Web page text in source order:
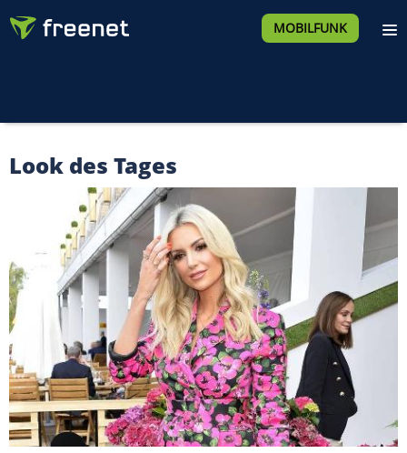
MOBILFUNK
Look des Tages